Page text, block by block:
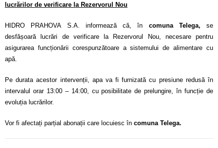
lucrărilor de verificare la Rezervorul Nou
HIDRO PRAHOVA S.A. informează că, în comuna Telega, se
desfășoară lucrări de verificare la Rezervorul Nou, necesare pentru
asigurarea funcționării corespunzătoare a sistemului de alimentare cu
apă.
Pe durata acestor intervenții, apa va fi furnizată cu presiune redusă în
intervalul orar 13:00 – 14:00, cu posibilitate de prelungire, în funcție de
evoluția lucrărilor.
Vor fi afectați parțial abonații care locuiesc în comuna Telega.